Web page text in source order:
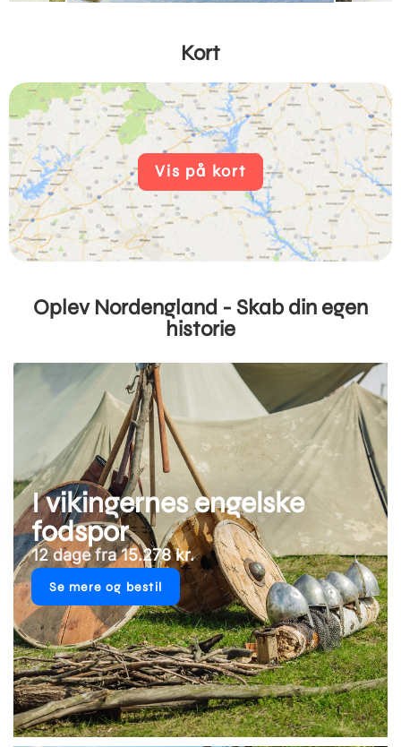
Kort
Vis på kort
Oplev Nordengland - Skab din egen
historie
I vikingernes engelske
fodspor
12 dage fra 15.278 kr.
Se mere og bestil